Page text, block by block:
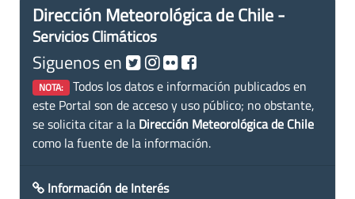
Dirección Meteorológica de Chile -
Servicios Climáticos
Siguenos en
NOTA: Todos los datos e información publicados en
este Portal son de acceso y uso público; no obstante,
se solicita citar a la Dirección Meteorológica de Chile
como la fuente de la información.
Información de Interés